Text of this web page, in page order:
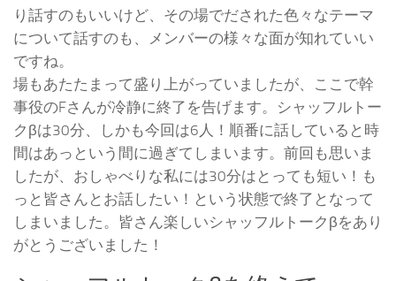
り話すのもいいけど、その場でだされた色々なテーマ
について話すのも、メンバーの様々な面が知れていい
ですね。
場もあたたまって盛り上がっていましたが、ここで幹
事役のFさんが冷静に終了を告げます。シャッフルトー
クβは30分、しかも今回は6人！順番に話していると時
間はあっという間に過ぎてしまいます。前回も思いま
したが、おしゃべりな私には30分はとっても短い！も
っと皆さんとお話したい！という状態で終了となって
しまいました。皆さん楽しいシャッフルトークβをあり
がとうございました！